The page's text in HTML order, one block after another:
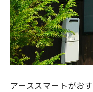
アーススマートがお